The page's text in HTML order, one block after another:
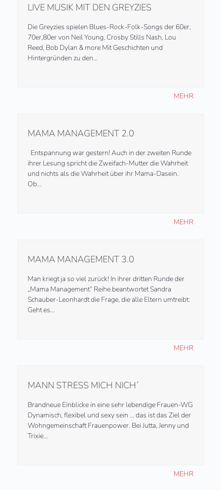
LIVE MUSIK MIT DEN GREYZIES
Die Greyzies spielen Blues-Rock-Folk-Songs der 60er,
70er,80er von Neil Young, Crosby Stills Nash, Lou
Reed, Bob Dylan & more Mit Geschichten und
Hintergründen zu den…
MEHR
MAMA MANAGEMENT 2.0
Entspannung war gestern! Auch in der zweiten Runde
ihrer Lesung spricht die Zweifach-Mutter die Wahrheit
und nichts als die Wahrheit über ihr Mama-Dasein.
Ob…
MEHR
MAMA MANAGEMENT 3.0
Man kriegt ja so viel zurück! In ihrer dritten Runde der
„Mama Management“ Reihe beantwortet Sandra
Schauber-Leonhardt die Frage, die alle Eltern umtreibt:
Geht es…
MEHR
MANN STRESS MICH NICH´
Brandneue Einblicke in eine sehr lebendige Frauen-WG
Dynamisch, flexibel und sexy sein … das ist das Ziel der
Wohngemeinschaft Frauenpower. Bei Jutta, Jenny und
Trixie…
MEHR